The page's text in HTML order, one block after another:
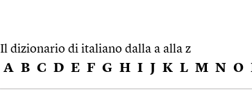
Il dizionario di italiano dalla a alla z
A B C D E F G H I J K L M N O